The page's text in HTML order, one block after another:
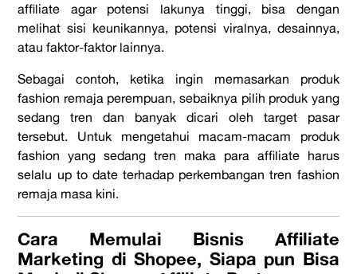
affiliate agar potensi lakunya tinggi, bisa dengan
melihat sisi keunikannya, potensi viralnya, desainnya,
atau faktor-faktor lainnya.
Sebagai contoh, ketika ingin memasarkan produk
fashion remaja perempuan, sebaiknya pilih produk yang
sedang tren dan banyak dicari oleh target pasar
tersebut. Untuk mengetahui macam-macam produk
fashion yang sedang tren maka para affiliate harus
selalu up to dateterhadap perkembangan tren fashion
remaja masa kini.
Cara Memulai Bisnis Affiliate
Marketing diShopee, Siapa pun Bisa